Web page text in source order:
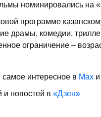
номинировались на
программе
драмы, комедии,
ограничение –
самое интересное в Max и
и новостей в «Дзен»